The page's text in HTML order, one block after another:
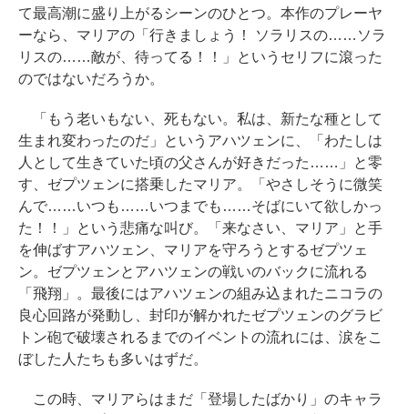
て最高潮に盛り上がるシーンのひとつ。本作のプレーヤ
ーなら、マリアの「行きましょう！ ソラリスの……ソラ
リスの……敵が、待ってる！！」というセリフに滾った
のではないだろうか。
「もう老いもない、死もない。私は、新たな種として
生まれ変わったのだ」というアハツェンに、「わたしは
人として生きていた頃の父さんが好きだった……」と零
す、ゼプツェンに搭乗したマリア。「やさしそうに微笑
んで……いつも……いつまでも……そばにいて欲しかっ
た！！」という悲痛な叫び。「来なさい、マリア」と手
を伸ばすアハツェン、マリアを守ろうとするゼプツェ
ン。ゼプツェンとアハツェンの戦いのバックに流れる
「飛翔」。最後にはアハツェンの組み込まれたニコラの
良心回路が発動し、封印が解かれたゼプツェンのグラビ
トン砲で破壊されるまでのイベントの流れには、涙をこ
ぼした人たちも多いはずだ。
この時、マリアらはまだ「登場したばかり」のキャラ